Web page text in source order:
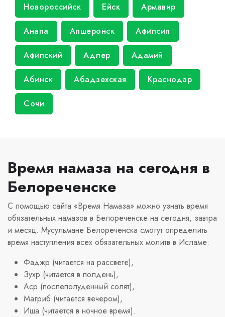
Новороссийск Ейск Армавир
Анапа Апшеронск Афипсип
Афипский Адлер Адамий
Абинск Абадзехская Краснодар
Сочи
Время намаза на сегодня в
Белореченске
С помощью сайта «Время Намаза» можно узнать время
обязательных намазов в Белореченске на сегодня, завтра
и месяц. Мусульмане Белореченска смогут определить
время наступления всех обязательных молитв в Исламе:
Фаджр (читается на рассвете),
Зухр (читается в полдень),
Аср (послеполуденный солят),
Магриб (читается вечером),
Иша (читается в ночное время).